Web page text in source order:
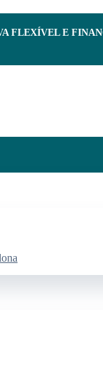
FLEXÍVEL E